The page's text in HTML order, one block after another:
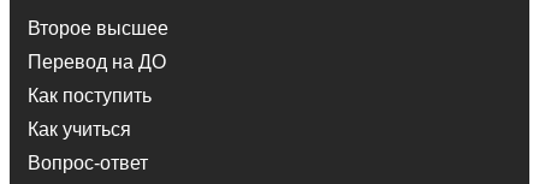
Второе высшее
Перевод на ДО
Как поступить
Как учиться
Вопрос-ответ